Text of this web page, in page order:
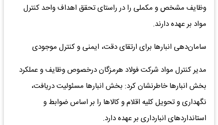
وظایف مشخص و مکملی را در راستای تحقق اهداف واحد کنترل
مواد بر عهده دارند.
سامان‌دهی انبارها برای ارتقای دقت، ایمنی و کنترل موجودی
مدیر کنترل مواد شرکت فولاد هرمزگان درخصوص وظایف و عملکرد
بخش انبارها خاطرنشان کرد: بخش انبارها مسئولیت دریافت،
نگهداری و تحویل کلیه اقلام و کالاها را بر اساس ضوابط و
استانداردهای انبارداری بر عهده دارد.